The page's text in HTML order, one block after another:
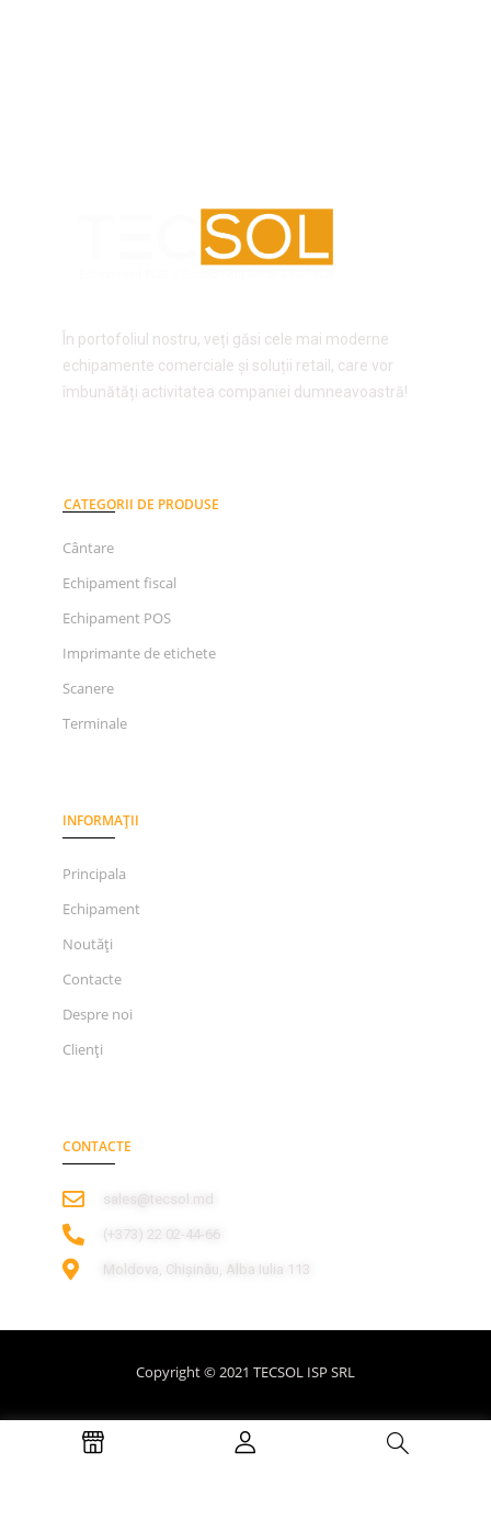
În portofoliul nostru, veți găsi cele mai moderne
echipamente comerciale și soluții retail, care vor
îmbunătăți activitatea companiei dumneavoastră!
CATEGORII DE PRODUSE
Cântare
Echipament fiscal
Echipament POS
Imprimante de etichete
Scanere
Terminale
INFORMAȚII
Principala
Echipament
Noutăți
Contacte
Despre noi
Clienți
CONTACTE
sales@tecsol.md
‎(+373) 22 02-44-66
Moldova, Chișinău, Alba Iulia 113
Copyright © 2021 TECSOL ISP SRL